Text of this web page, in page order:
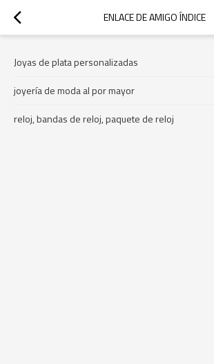
ENLACE DE AMIGO ÍNDICE
Joyas de plata personalizadas
joyería de moda al por mayor
reloj, bandas de reloj, paquete de reloj